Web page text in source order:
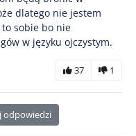
dlatego nie jestem
sobie bo nie
w języku ojczystym.
37 1
odpowiedzi